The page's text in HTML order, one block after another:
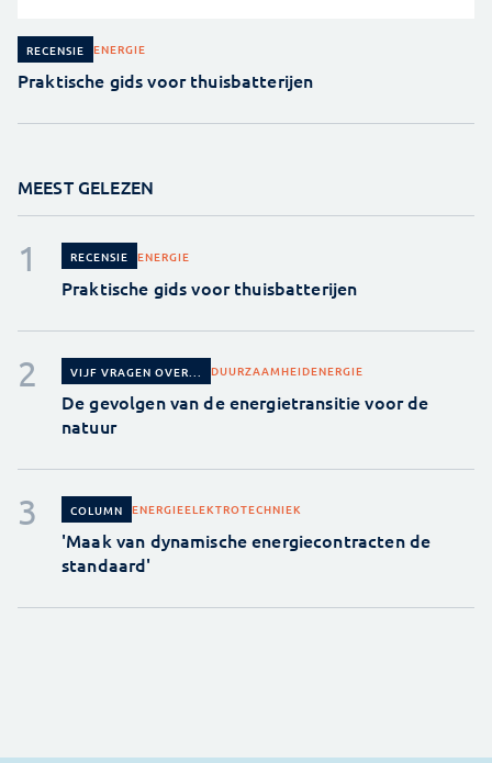
RECENSIE ENERGIE
Praktische gids voor thuisbatterijen
MEEST GELEZEN
RECENSIE ENERGIE
Praktische gids voor thuisbatterijen
VIJF VRAGEN OVER... DUURZAAMHEIDENERGIE
De gevolgen van de energietransitie voor de
natuur
COLUMN ENERGIEELEKTROTECHNIEK
'Maak van dynamische energiecontracten de
standaard'